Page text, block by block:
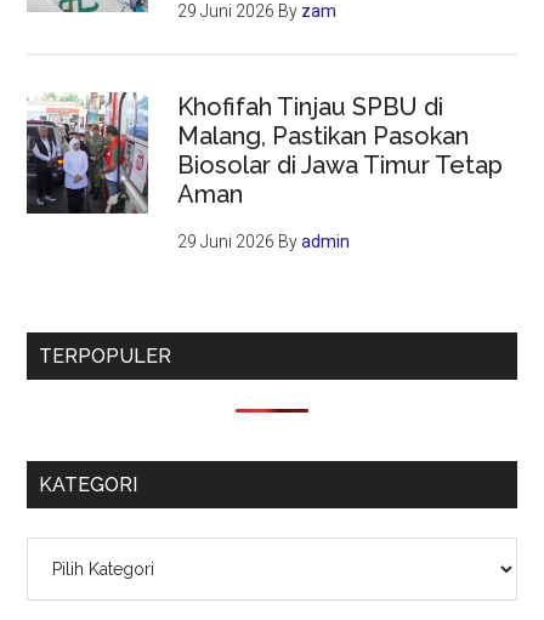
29 Juni 2026 By zam
Khofifah Tinjau SPBU di
Malang, Pastikan Pasokan
Biosolar di Jawa Timur Tetap
Aman
29 Juni 2026 Byadmin
TERPOPULER
KATEGORI